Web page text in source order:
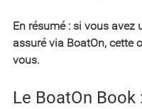
En résumé : si vous avez
assuré via BoatOn, cette
vous.
Le BoatOn Book